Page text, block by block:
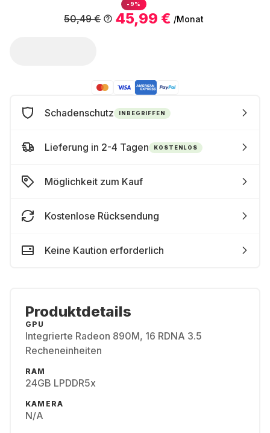
-9%
45,99 € /Monat
50,49 €
Schadenschutz INBEGRIFFEN
Lieferung in 2-4 Tagen KOSTENLOS
Möglichkeit zum Kauf
Kostenlose Rücksendung
Keine Kaution erforderlich
Produktdetails
GPU
Integrierte Radeon 890M, 16 RDNA 3.5
Recheneinheiten
RAM
24GB LPDDR5x
KAMERA
N/A